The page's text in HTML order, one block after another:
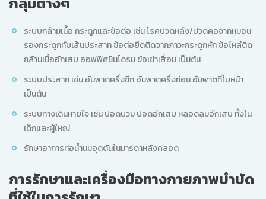
ระบบกล้ามเนื้อ กระดูกและข้อต่อ เช่น โรคปวดหลัง/ปวดคอจากหมอน
รองกระดูกทับเส้นประสาท ข้อต่อยึดติดจากภาวะกระดูกหัก ข้อไหล่ติด
กล้ามเนื้ออักเสบ ออฟฟิศซินโดรม ข้อเข่าเสื่อม เป็นต้น
ระบบประสาท เช่น อัมพาตครึ่งซีก อัมพาตครึ่งท่อน อัมพาตที่ใบหน้า
เป็นต้น
ระบบทางเดินหายใจ เช่น ปอดบวม ปอดอักเสบ หลอดลมอักเสบ ทั้งใน
เด็กและผู้ใหญ่
รักษาอาการท่อน้ำนมอุดตันในมารดาหลังคลอด
การรักษาและเครื่องมือทางกายภาพบำบัด